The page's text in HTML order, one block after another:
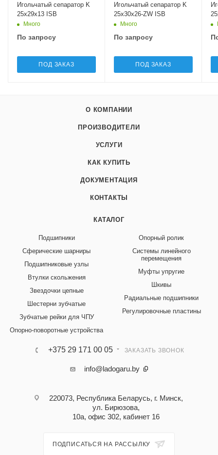
Игольчатый сепаратор K
25x29x13 ISB
Много
По запросу
ПОД ЗАКАЗ
Игольчатый сепаратор K
25x30x26-ZW ISB
Много
По запросу
ПОД ЗАКАЗ
О КОМПАНИИ
ПРОИЗВОДИТЕЛИ
УСЛУГИ
КАК КУПИТЬ
ДОКУМЕНТАЦИЯ
КОНТАКТЫ
КАТАЛОГ
Подшипники
Сферические шарниры
Подшипниковые узлы
Втулки скольжения
Звездочки цепные
Шестерни зубчатые
Зубчатые рейки для ЧПУ
Опорно-поворотные устройства
Опорный ролик
Системы линейного
перемещения
Муфты упругие
Шкивы
Радиальные подшипники
Регулировочные пластины
+375 29 171 00 05 ЗАКАЗАТЬ ЗВОНОК
info@ladogaru.by
220073, Республика Беларусь, г. Минск,
ул. Бирюзова,
10а, офис 302, кабинет 16
ПОДПИСАТЬСЯ НА РАССЫЛКУ